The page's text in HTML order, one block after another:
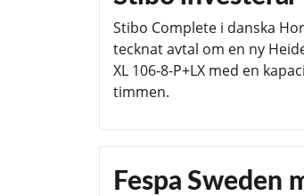
Stibo Complete i danska
tecknat avtal om en ny
XL 106-8-P+LX med en
timmen.
Fespa Sweden